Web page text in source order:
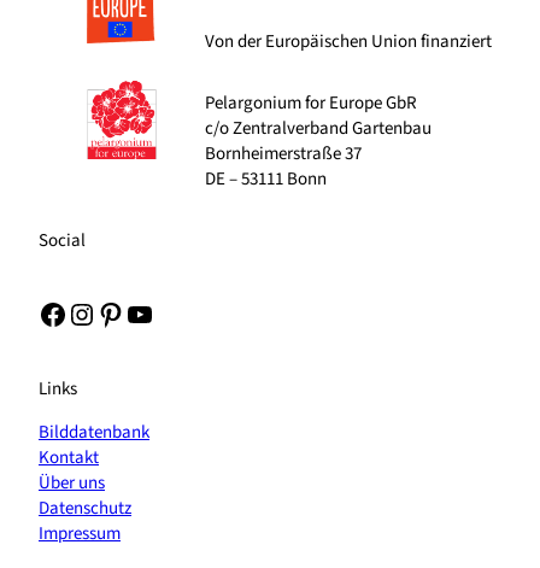
Von der Europäischen Union finanziert
Pelargonium for Europe GbR
c/o Zentralverband Gartenbau
Bornheimerstraße 37
DE – 53111 Bonn
Social
Facebook Instagram Pinterest YouTube
Links
Bilddatenbank
Kontakt
Über uns
Datenschutz
Impressum